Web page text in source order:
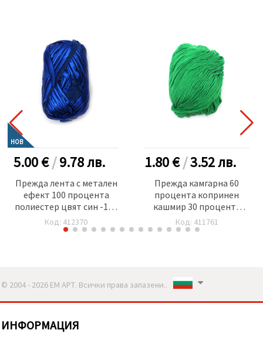
НОВ
5.00 €/9.78лв.
Прежда лента с метален
ефект 100 процента
полиестер цвят син -100
грама
Код: 412370
1.80 €/3.52лв.
Прежда камгарна 60
процента копринен
кашмир 30 процента
вълна 10 процента
кашмир цвят зелен -50
Код: 411761
© 2004 - 2026 ЕМ АРТ. Всички права запазени..
ИНФОРМАЦИЯ